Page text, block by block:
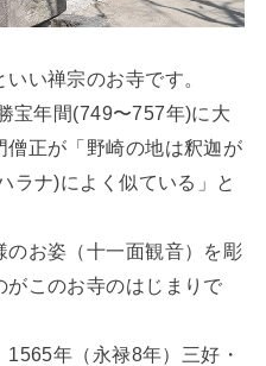
い禅宗のお寺です。
宝年間(749〜757年)に大
正が「野崎の地は釈迦が
ラナ)によく似ている」と
お姿（十一面観音）を彫
このお寺のはじまりで
年（永禄8年）三好・